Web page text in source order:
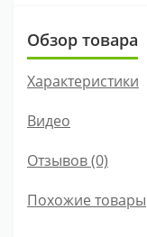
Обзор товара
Характеристики
Видео
Отзывов (0)
Похожие товары